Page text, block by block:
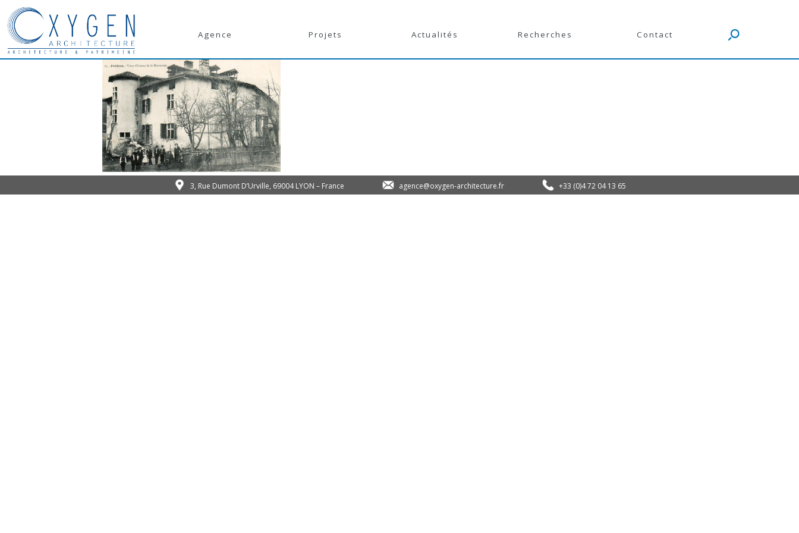
Agence Projets Actualités Recherches Contact
3, Rue Dumont D’Urville, 69004 LYON – France agence@oxygen-architecture.fr +33 (0)4 72 04 13 65